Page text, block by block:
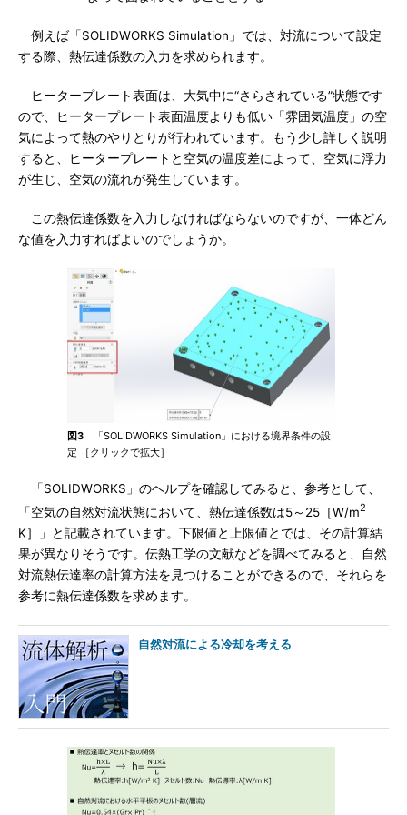
例えば「SOLIDWORKS Simulation」では、対流について設定
する際、熱伝達係数の入力を求められます。
ヒータープレート表面は、大気中に“さらされている”状態です
ので、ヒータープレート表面温度よりも低い「雰囲気温度」の空
気によって熱のやりとりが行われています。もう少し詳しく説明
すると、ヒータープレートと空気の温度差によって、空気に浮力
が生じ、空気の流れが発生しています。
この熱伝達係数を入力しなければならないのですが、一体どん
な値を入力すればよいのでしょうか。
図3 「SOLIDWORKS Simulation」における境界条件の設
定 ［クリックで拡大］
「SOLIDWORKS」のヘルプを確認してみると、参考として、
「空気の自然対流状態において、熱伝達係数は5～25［W/m2
K］」と記載されています。下限値と上限値とでは、その計算結
果が異なりそうです。伝熱工学の文献などを調べてみると、自然
対流熱伝達率の計算方法を見つけることができるので、それらを
参考に熱伝達係数を求めます。
自然対流による冷却を考える